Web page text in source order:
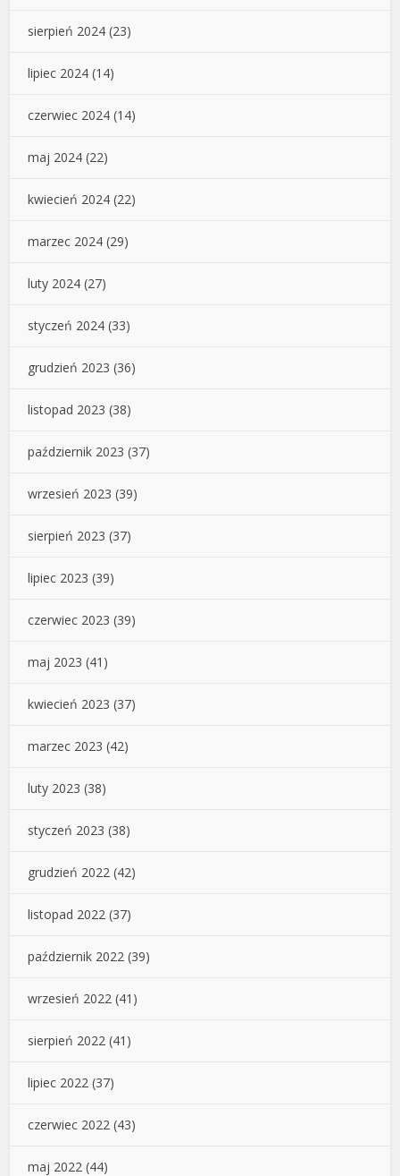
sierpień 2024 (23)
lipiec 2024 (14)
czerwiec 2024 (14)
maj 2024 (22)
kwiecień 2024 (22)
marzec 2024 (29)
luty 2024 (27)
styczeń 2024 (33)
grudzień 2023 (36)
listopad 2023 (38)
październik 2023 (37)
wrzesień 2023 (39)
sierpień 2023 (37)
lipiec 2023 (39)
czerwiec 2023 (39)
maj 2023 (41)
kwiecień 2023 (37)
marzec 2023 (42)
luty 2023 (38)
styczeń 2023 (38)
grudzień 2022 (42)
listopad 2022 (37)
październik 2022 (39)
wrzesień 2022 (41)
sierpień 2022 (41)
lipiec 2022 (37)
czerwiec 2022 (43)
maj 2022 (44)